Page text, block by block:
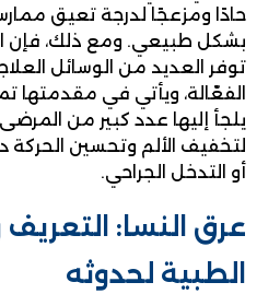
حادًا ومزعجًا لدرجة تعيق
بشكل طبيعي. ومع ذلك، فإن
توفر العديد من الوسائل
الفعّالة، ويأتي في مقدمتها
يلجأ إليها عدد كبير من
لتخفيف الألم وتحسين الحركة
أو التدخل الجراحي.
عرق النسا: التعريف
الطبية لحدوثه